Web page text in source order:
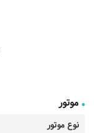
موتور
نوع موتور